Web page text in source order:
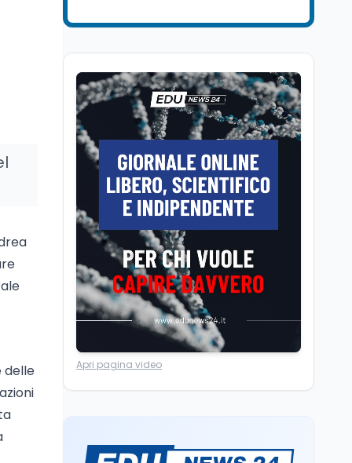
delle
Chiusura ex Ilva, 3.803 in
Scuola7 ago
Erasmus+ verso 40
miliardi, in Italia pesa il
Lavoro7 ago
Fondo perduto: cosa
Ricerca6 ago
Un secolo di Warburg: il
farmaco anti-tumore
che accende la glicolisi
Lavoro
Lavoro7 ago
Apri pagina video